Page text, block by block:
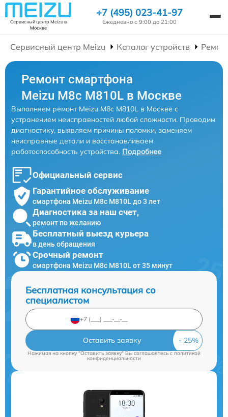
Сервисный центр Meizuв
Москве
+7 (495) 023-41-97
Ежедневно с 9:00 до 21:00
Сервисный центр Meizu Каталог устройств
Ремонт смартфона
Meizu M8c M810L в Москве
Выполняем ремонт Meizu M8c M810L в Москве с
устранением неисправностей любой сложности. Проводим
диагностику, выявляем причины поломки, заменяем
неисправные детали и восстанавливаем
работоспособность устройства. Подробнее
Официальный сервис
Гарантийное обслуживание
смартфона Meizu M8c M810L до 3 лет
Диагностика за наш счет,
ремонт по желанию
Бесплатный выезд курьера
в день обращения
Срочный ремонт
смартфона Meizu M8c M810L от 35 минут
Бесплатная консультация со
специалистом
Оставить заявку
Нажимая на кнопку "Оставить заявку" Вы соглашаетесь cполитикой
конфиденциальности